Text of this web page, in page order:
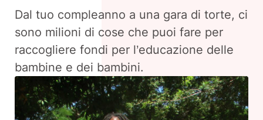
Dal tuo compleanno a una gara di torte, ci
sono milioni di cose che puoi fare per
raccogliere fondi per l’educazione delle
bambine e dei bambini.